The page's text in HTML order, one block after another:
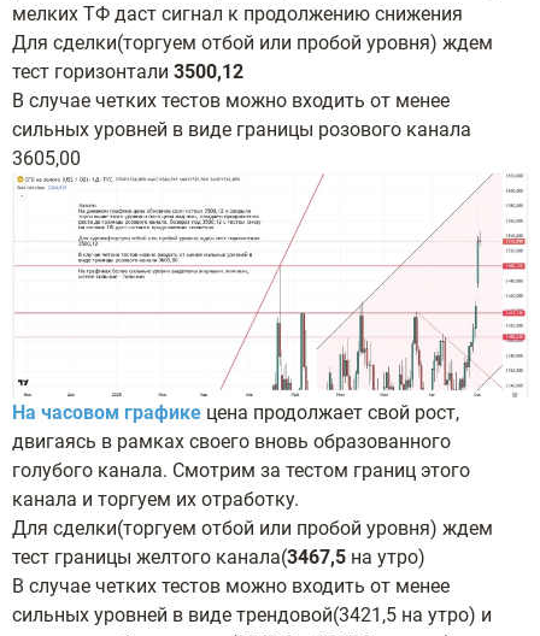
мелких ТФ даст сигнал к продолжению снижения
Для сделки(торгуем отбой или пробой уровня) ждем
тест горизонтали 3500,12
В случае четких тестов можно входить от менее
сильных уровней в виде границы розового канала
3605,00
На часовом графике цена продолжает свой рост,
двигаясь в рамках своего вновь образованного
голубого канала. Смотрим за тестом границ этого
канала и торгуем их отработку.
Для сделки(торгуем отбой или пробой уровня) ждем
тест границы желтого канала(3467,5 на утро)
В случае четких тестов можно входить от менее
сильных уровней в виде трендовой(3421,5 на утро) и